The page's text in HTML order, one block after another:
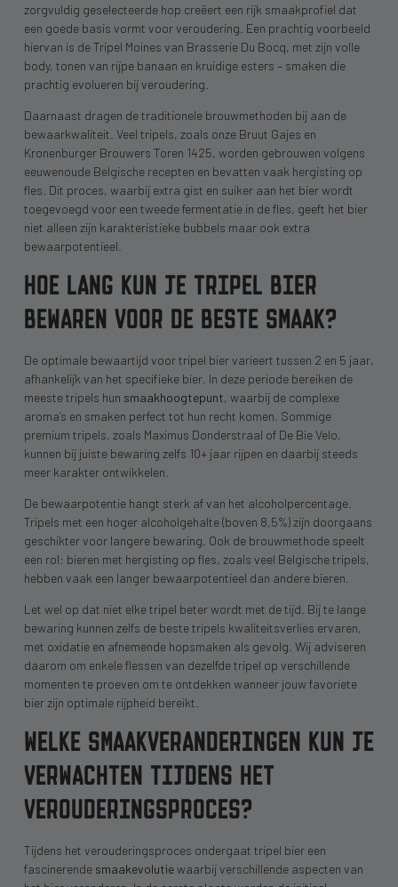
zorgvuldig geselecteerde hop creëert een rijk smaakprofiel dat
een goede basis vormt voor veroudering. Een prachtig voorbeeld
hiervan is de Tripel Moines van Brasserie Du Bocq, met zijn volle
body, tonen van rijpe banaan en kruidige esters – smaken die
prachtig evolueren bij veroudering.
Daarnaast dragen de traditionele brouwmethoden bij aan de
bewaarkwaliteit. Veel tripels, zoals onze Bruut Gajes en
Kronenburger Brouwers Toren 1425, worden gebrouwen volgens
eeuwenoude Belgische recepten en bevatten vaak hergisting op
fles. Dit proces, waarbij extra gist en suiker aan het bier wordt
toegevoegd voor een tweede fermentatie in de fles, geeft het bier
niet alleen zijn karakteristieke bubbels maar ook extra
bewaarpotentieel.
HOE LANG KUN JE TRIPEL BIER
BEWAREN VOOR DE BESTE SMAAK?
De optimale bewaartijd voor tripel bier varieert tussen 2 en 5 jaar,
afhankelijk van het specifieke bier. In deze periode bereiken de
meeste tripels hun smaakhoogtepunt, waarbij de complexe
aroma’s en smaken perfect tot hun recht komen. Sommige
premium tripels, zoals Maximus Donderstraal of De Bie Velo,
kunnen bij juiste bewaring zelfs 10+ jaar rijpen en daarbij steeds
meer karakter ontwikkelen.
De bewaarpotentie hangt sterk af van het alcoholpercentage.
Tripels met een hoger alcoholgehalte (boven 8,5%) zijn doorgaans
geschikter voor langere bewaring. Ook de brouwmethode speelt
een rol: bieren met hergisting op fles, zoals veel Belgische tripels,
hebben vaak een langer bewaarpotentieel dan andere bieren.
Let wel op dat niet elke tripel beter wordt met de tijd. Bij te lange
bewaring kunnen zelfs de beste tripels kwaliteitsverlies ervaren,
met oxidatie en afnemende hopsmaken als gevolg. Wij adviseren
daarom om enkele flessen van dezelfde tripel op verschillende
momenten te proeven om te ontdekken wanneer jouw favoriete
bier zijn optimale rijpheid bereikt.
WELKE SMAAKVERANDERINGEN KUN JE
VERWACHTEN TIJDENS HET
VEROUDERINGSPROCES?
Tijdens het verouderingsproces ondergaat tripel bier een
fascinerende smaakevolutiewaarbij verschillende aspecten van